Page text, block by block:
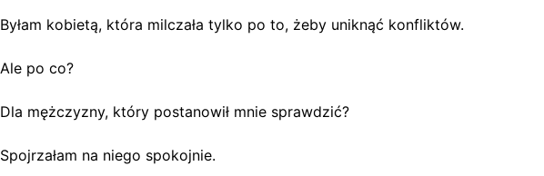
Byłam kobietą, która milczała tylko po to, żeby uniknąć konfliktów.
Ale po co?
Dla mężczyzny, który postanowił mnie sprawdzić?
Spojrzałam na niego spokojnie.